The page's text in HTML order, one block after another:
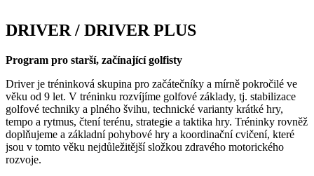
DRIVER / DRIVER PLUS
Program pro starší, začínající golfisty
Driver je tréninková skupina pro začátečníky a mírně pokročilé ve
věku od 9 let. V tréninku rozvíjíme golfové základy, tj. stabilizace
golfové techniky a plného švihu, technické varianty krátké hry,
tempo a rytmus, čtení terénu, strategie a taktika hry. Tréninky rovněž
doplňujeme a základní pohybové hry a koordinační cvičení, které
jsou v tomto věku nejdůležitější složkou zdravého motorického
rozvoje.